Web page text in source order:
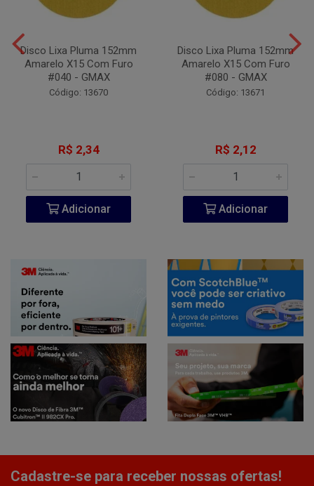
Disco Lixa Pluma 152mm
Amarelo X15 Com Furo
#040 - GMAX
Código: 13670
R$ 2,34
Adicionar
Disco Lixa Pluma 152mm
Amarelo X15 Com Furo
#080 - GMAX
Código: 13671
R$ 2,12
Adicionar
Cadastre-se para receber nossas ofertas!